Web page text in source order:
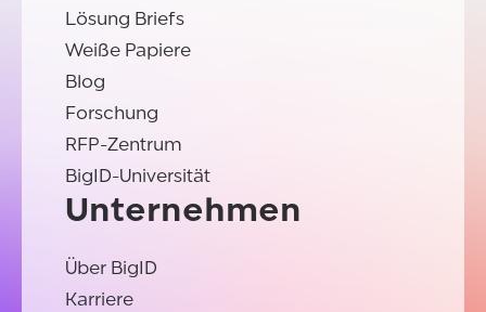
Lösung Briefs
Weiße Papiere
Blog
Forschung
RFP-Zentrum
BigID-Universität
Unternehmen
Über BigID
Karriere